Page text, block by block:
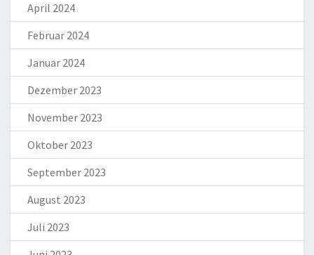
April 2024
Februar 2024
Januar 2024
Dezember 2023
November 2023
Oktober 2023
September 2023
August 2023
Juli 2023